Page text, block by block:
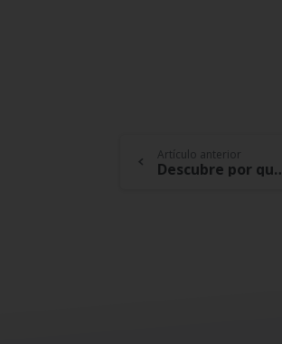
Continue
Artículo anterior
Descubre por qué nuestro pensamiento